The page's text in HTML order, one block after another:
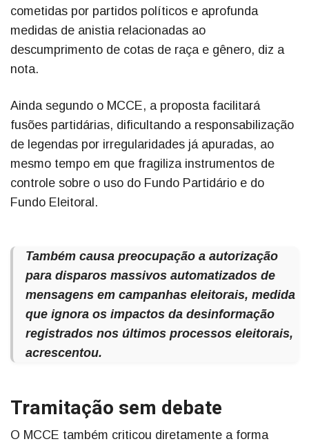
cometidas por partidos políticos e aprofunda
medidas de anistia relacionadas ao
descumprimento de cotas de raça e gênero, diz a
nota.
Ainda segundo o MCCE, a proposta facilitará
fusões partidárias, dificultando a responsabilização
de legendas por irregularidades já apuradas, ao
mesmo tempo em que fragiliza instrumentos de
controle sobre o uso do Fundo Partidário e do
Fundo Eleitoral.
Também causa preocupação a autorização
para disparos massivos automatizados de
mensagens em campanhas eleitorais, medida
que ignora os impactos da desinformação
registrados nos últimos processos eleitorais,
acrescentou.
Tramitação sem debate
O MCCE também criticou diretamente a forma